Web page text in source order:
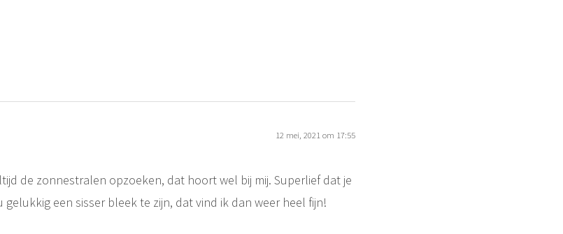
12 mei, 2021 om 17:55
de zonnestralen opzoeken, dat hoort wel bij mij. Superlief dat je
een sisser bleek te zijn, dat vind ik dan weer heel fijn!